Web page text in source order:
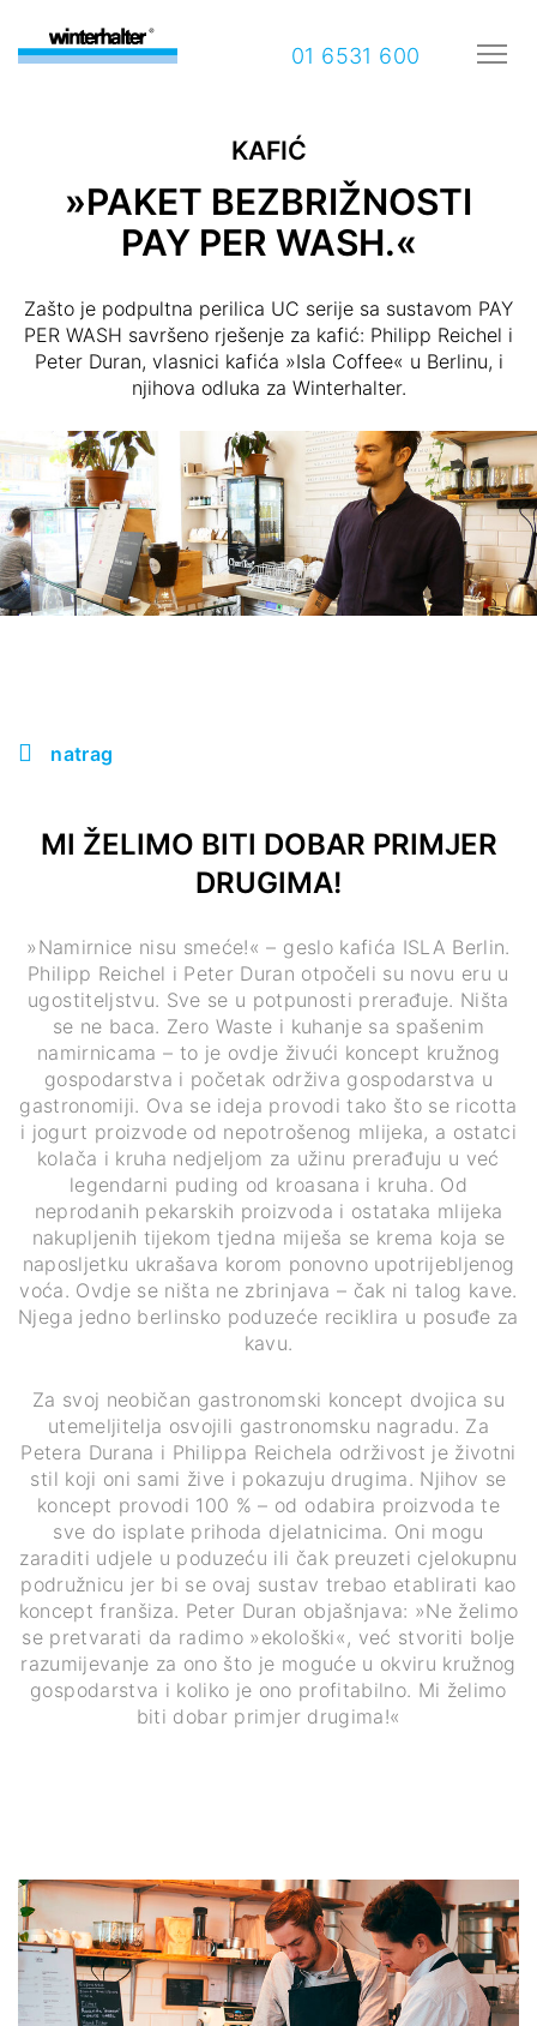
01 6531 600
KAFIĆ
»PAKET BEZBRIŽNOSTI
PAY PER WASH.«
Zašto je podpultna perilica UC serije sa sustavom PAY
PER WASH savršeno rješenje za kafić: Philipp Reichel i
Peter Duran, vlasnici kafića »Isla Coffee« u Berlinu, i
njihova odluka za Winterhalter.
natrag
MI ŽELIMO BITI DOBAR PRIMJER
DRUGIMA!
»Namirnice nisu smeće!« – geslo kafića ISLA Berlin.
Philipp Reichel i Peter Duran otpočeli su novu eru u
ugostiteljstvu. Sve se u potpunosti prerađuje. Ništa
se ne baca. Zero Waste i kuhanje sa spašenim
namirnicama – to je ovdje živući koncept kružnog
gospodarstva i početak održiva gospodarstva u
gastronomiji. Ova se ideja provodi tako što se ricotta
i jogurt proizvode od nepotrošenog mlijeka, a ostatci
kolača i kruha nedjeljom za užinu prerađuju u već
legendarni puding od kroasana i kruha. Od
neprodanih pekarskih proizvoda i ostataka mlijeka
nakupljenih tijekom tjedna miješa se krema koja se
naposljetku ukrašava korom ponovno upotrijebljenog
voća. Ovdje se ništa ne zbrinjava – čak ni talog kave.
Njega jedno berlinsko poduzeće reciklira u posuđe za
kavu.
Za svoj neobičan gastronomski koncept dvojica su
utemeljitelja osvojili gastronomsku nagradu. Za
Petera Durana i Philippa Reichela održivost je životni
stil koji oni sami žive i pokazuju drugima. Njihov se
koncept provodi 100 % – od odabira proizvoda te
sve do isplate prihoda djelatnicima. Oni mogu
zaraditi udjele u poduzeću ili čak preuzeti cjelokupnu
podružnicu jer bi se ovaj sustav trebao etablirati kao
koncept franšiza. Peter Duran objašnjava: »Ne želimo
se pretvarati da radimo »ekološki«, već stvoriti bolje
razumijevanje za ono što je moguće u okviru kružnog
gospodarstva i koliko je ono profitabilno. Mi želimo
biti dobar primjer drugima!«